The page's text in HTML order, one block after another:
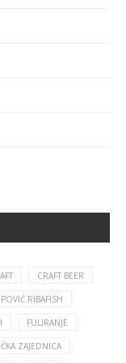
CRAFT BEER
RIBAFISH
FULIRANJE
ZAJEDNICA